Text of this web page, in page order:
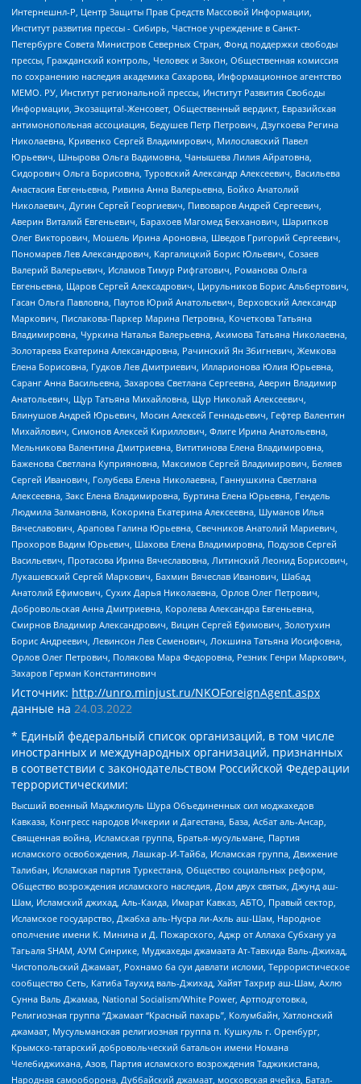
Интернешнл-Р, Центр Защиты Прав Средств Массовой Информации,
Институт развития прессы - Сибирь, Частное учреждение в Санкт-
Петербурге Совета Министров Северных Стран, Фонд поддержки свободы
прессы, Гражданский контроль, Человек и Закон, Общественная комиссия
по сохранению наследия академика Сахарова, Информационное агентство
МЕМО. РУ, Институт региональной прессы, Институт Развития Свободы
Информации, Экозащита!-Женсовет, Общественный вердикт, Евразийская
антимонопольная ассоциация, Бедушев Петр Петрович, Дзугкоева Регина
Николаевна, Кривенко Сергей Владимирович, Милославский Павел
Юрьевич, Шнырова Ольга Вадимовна, Чанышева Лилия Айратовна,
Сидорович Ольга Борисовна, Туровский Александр Алексеевич, Васильева
Анастасия Евгеньевна, Ривина Анна Валерьевна, Бойко Анатолий
Николаевич, Дугин Сергей Георгиевич, Пивоваров Андрей Сергеевич,
Аверин Виталий Евгеньевич, Барахоев Магомед Бекханович, Шарипков
Олег Викторович, Мошель Ирина Ароновна, Шведов Григорий Сергеевич,
Пономарев Лев Александрович, Каргалицкий Борис Юльевич, Созаев
Валерий Валерьевич, Исламов Тимур Рифгатович, Романова Ольга
Евгеньевна, Щаров Сергей Алексадрович, Цирульников Борис Альбертович,
Гасан Ольга Павловна, Паутов Юрий Анатольевич, Верховский Александр
Маркович, Пислакова-Паркер Марина Петровна, Кочеткова Татьяна
Владимировна, Чуркина Наталья Валерьевна, Акимова Татьяна Николаевна,
Золотарева Екатерина Александровна, Рачинский Ян Збигневич, Жемкова
Елена Борисовна, Гудков Лев Дмитриевич, Илларионова Юлия Юрьевна,
Саранг Анна Васильевна, Захарова Светлана Сергеевна, Аверин Владимир
Анатольевич, Щур Татьяна Михайловна, Щур Николай Алексеевич,
Блинушов Андрей Юрьевич, Мосин Алексей Геннадьевич, Гефтер Валентин
Михайлович, Симонов Алексей Кириллович, Флиге Ирина Анатольевна,
Мельникова Валентина Дмитриевна, Вититинова Елена Владимировна,
Баженова Светлана Куприяновна, Максимов Сергей Владимирович, Беляев
Сергей Иванович, Голубева Елена Николаевна, Ганнушкина Светлана
Алексеевна, Закс Елена Владимировна, Буртина Елена Юрьевна, Гендель
Людмила Залмановна, Кокорина Екатерина Алексеевна, Шуманов Илья
Вячеславович, Арапова Галина Юрьевна, Свечников Анатолий Мариевич,
Прохоров Вадим Юрьевич, Шахова Елена Владимировна, Подузов Сергей
Васильевич, Протасова Ирина Вячеславовна, Литинский Леонид Борисович,
Лукашевский Сергей Маркович, Бахмин Вячеслав Иванович, Шабад
Анатолий Ефимович, Сухих Дарья Николаевна, Орлов Олег Петрович,
Добровольская Анна Дмитриевна, Королева Александра Евгеньевна,
Смирнов Владимир Александрович, Вицин Сергей Ефимович, Золотухин
Борис Андреевич, Левинсон Лев Семенович, Локшина Татьяна Иосифовна,
Орлов Олег Петрович, Полякова Мара Федоровна, Резник Генри Маркович,
Захаров Герман Константинович
Источник: http://unro.minjust.ru/NKOForeignAgent.aspx
данные на 24.03.2022
* Единый федеральный список организаций, в том числе
иностранных и международных организаций, признанных
в соответствии с законодательством Российской Федерации
террористическими:
Высший военный Маджлисуль Шура Объединенных сил моджахедов
Кавказа, Конгресс народов Ичкерии и Дагестана, База, Асбат аль-Ансар,
Священная война, Исламская группа, Братья-мусульмане, Партия
исламского освобождения, Лашкар-И-Тайба, Исламская группа, Движение
Талибан, Исламская партия Туркестана, Общество социальных реформ,
Общество возрождения исламского наследия, Дом двух святых, Джунд аш-
Шам, Исламский джихад, Аль-Каида, Имарат Кавказ, АБТО, Правый сектор,
Исламское государство, Джабха аль-Нусра ли-Ахль аш-Шам, Народное
ополчение имени К. Минина и Д. Пожарского, Аджр от Аллаха Субхану уа
Тагьаля SHAM, АУМ Синрике, Муджахеды джамаата Ат-Тавхида Валь-Джихад,
Чистопольский Джамаат, Рохнамо ба суи давлати исломи, Террористическое
сообщество Сеть, Катиба Таухид валь-Джихад, Хайят Тахрир аш-Шам, Ахлю
Сунна Валь Джамаа, National Socialism/White Power, Артподготовка,
Религиозная группа “Джамаат “Красный пахарь”, Колумбайн, Хатлонский
джамаат, Мусульманская религиозная группа п. Кушкуль г. Оренбург,
Крымско-татарский добровольческий батальон имени Номана
Челебиджихана, Азов, Партия исламского возрождения Таджикистана,
Народная самооборона, Дуббайский джамаат, московская ячейка, Батал-